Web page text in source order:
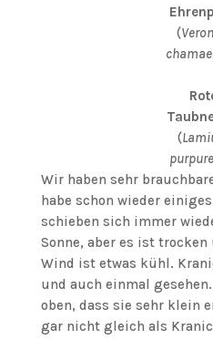
(
(
Wir haben sehr
habe schon wieder
schieben sich immer
Sonne, aber es ist
Wind ist etwas kühl.
und auch einmal
oben, dass sie sehr klein
gar nicht gleich als